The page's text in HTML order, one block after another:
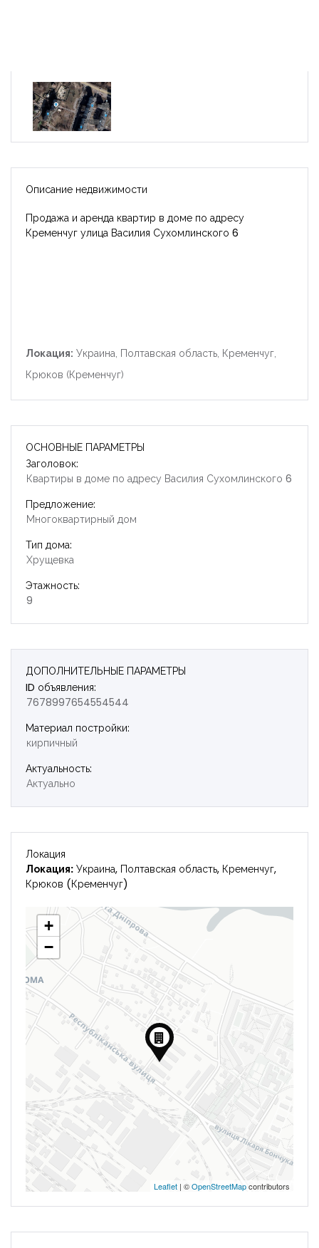
Описание недвижимости
Продажа и аренда квартир в доме по адресу
Кременчуг улица Василия Сухомлинского 6
Локация: Украина, Полтавская область, Кременчуг,
Крюков (Кременчуг)
ОСНОВНЫЕ ПАРАМЕТРЫ
Заголовок:
Квартиры в доме по адресу Василия Сухомлинского 6
Предложение:
Многоквартирный дом
Тип дома:
Хрущевка
Этажность:
9
ДОПОЛНИТЕЛЬНЫЕ ПАРАМЕТРЫ
ID объявления:
7678997654554544
Материал постройки:
кирпичный
Актуальность:
Актуально
Локация
Локация: Украина, Полтавская область, Кременчуг,
Крюков (Кременчуг)
+
−
Leaflet | ©OpenStreetMapcontributors